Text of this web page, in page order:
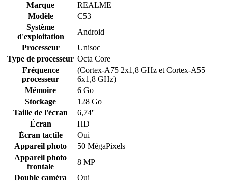
Marque
REALME
Modèle
C53
Système
d'exploitation
Android
Processeur
Unisoc
Type de processeur Octa Core
Fréquence
processeur
(Cortex-A75 2x1,8 GHz et Cortex-A55
6x1,8 GHz)
Mémoire
6 Go
Stockage
128 Go
Taille de l'écran
6,74''
Écran
HD
Écran tactile
Oui
Appareil photo
50 MégaPixels
Appareil photo
frontale
8 MP
Double caméra
Oui